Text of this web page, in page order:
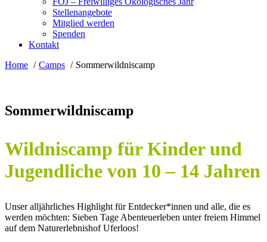
Stellenangebote
Mitglied werden
Spenden
Kontakt
Home
Camps Sommerwildniscamp
Sommerwildniscamp
Wildniscamp für Kinder und
Jugendliche von 10 – 14 Jahren
Unser alljährliches Highlight für Entdecker*innen und alle, die es
werden möchten: Sieben Tage Abenteuerleben unter freiem Himmel
auf dem Naturerlebnishof Uferloos!